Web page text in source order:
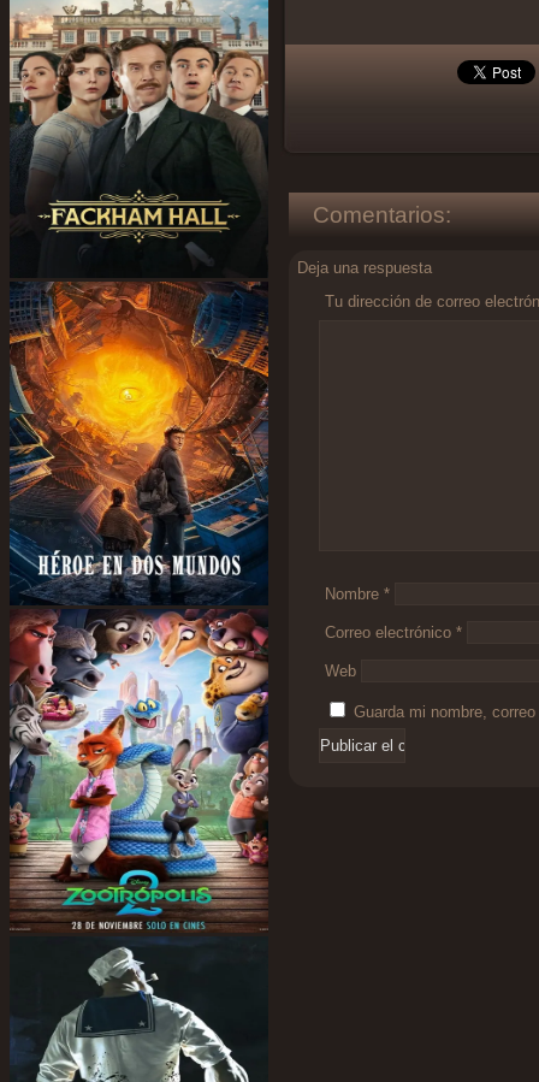
Comentarios:
Deja una respuesta
Tu dirección de correo
Nombre *
Correo electrónico *
Web
Guarda mi nombre,